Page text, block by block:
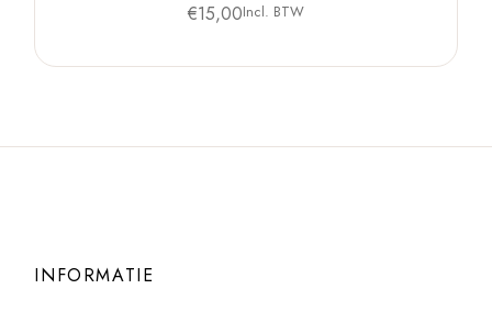
€15,00Incl. BTW
INFORMATIE